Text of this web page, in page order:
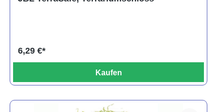
6,29 €*
Kaufen